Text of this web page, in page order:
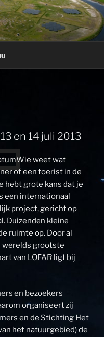
en 14 juli 2013
Wie weet wat
of een toerist in de
hebt grote kans dat je
een internationaal
project, gericht op
Duizenden kleine
ruimte op. Door al
werelds grootste
van LOFAR ligt bij
en bezoekers
organiseert zij
en de Stichting Het
het natuurgebied) de